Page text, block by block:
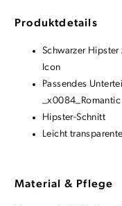
Produktdetails
Schwarzer
Icon
Passendes
Hipster-Schnitt
Leicht
Material & Pflege